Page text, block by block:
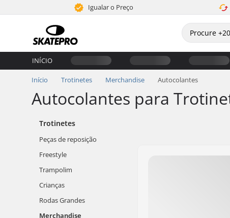
Igualar o Preço
INÍCIO
Início Trotinetes Merchandise Autocolantes
Autocolantes para
Trotinetes
Peças de reposição
Freestyle
Trampolim
Crianças
Rodas Grandes
Merchandise